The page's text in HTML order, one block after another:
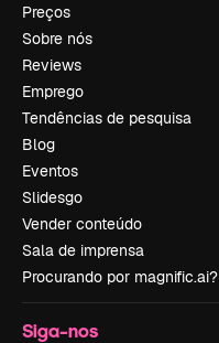
Preços
Sobre nós
Reviews
Emprego
Tendências de pesquisa
Blog
Eventos
Slidesgo
Vender conteúdo
Sala de imprensa
Procurando por magnific.ai?
Siga-nos